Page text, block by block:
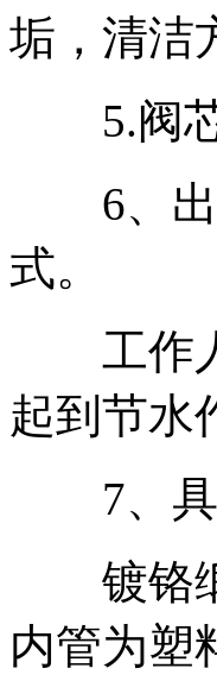
垢，清洁
5.阀芯
6、出
式。
工作人
起到节水
7、具
镀铬缎
内管为塑